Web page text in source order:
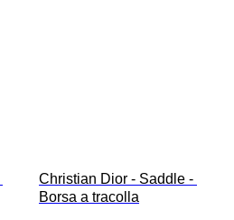
Christian Dior - Saddle -
Borsa a tracolla